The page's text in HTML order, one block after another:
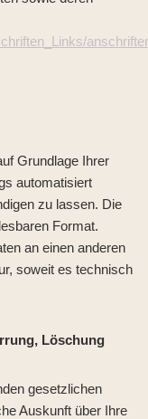
Grundlage Ihrer
automatisiert
zu lassen. Die
Format.
an einen anderen
soweit es technisch
Löschung
gesetzlichen
Auskunft über Ihre